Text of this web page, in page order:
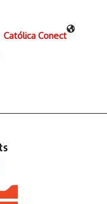
Católica Conect